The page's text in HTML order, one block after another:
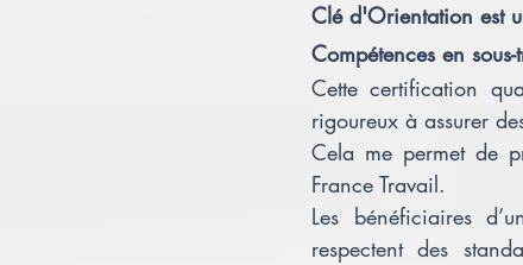
Clé d'Orientation est
Compétences en
Cette certification
rigoureux à assurer
Cela me permet de
France Travail.
Les bénéficiaires
respectent des